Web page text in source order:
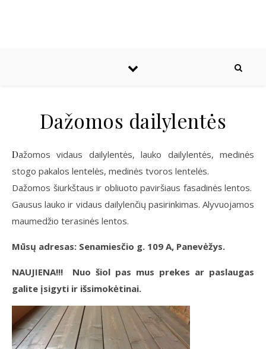
Dažomos dailylentės
Dažomos vidaus dailylentės, lauko dailylentės, medinės
stogo pakalos lentelės, medinės tvoros lentelės.
Dažomos šiurkštaus ir obliuoto paviršiaus fasadinės lentos.
Gausus lauko ir vidaus dailylenčių pasirinkimas. Alyvuojamos
maumedžio terasinės lentos.
Mūsų adresas: Senamiesčio g. 109 A, Panevėžys.
NAUJIENA!!!
Nuo šiol pas mus prekes ar paslaugas
galite įsigyti ir išsimokėtinai.